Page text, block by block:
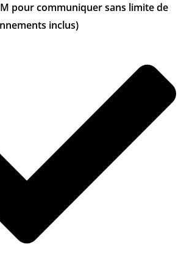
pour communiquer sans limite de
inclus)